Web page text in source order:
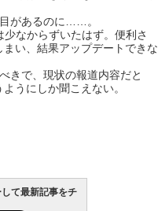
があるのに……。
なからずいたはず。便利さ
い、結果アップデートできな
きで、現状の報道内容だと
うにしか聞こえない。
て最新記事をチ